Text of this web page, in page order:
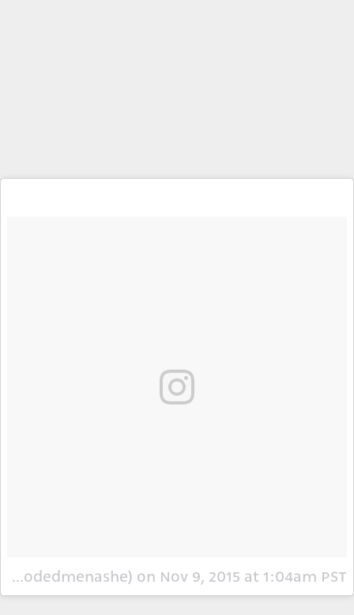
A post shared by Oded Menashe (@odedmenashe) on Nov 9, 2015 at 1:04am PST